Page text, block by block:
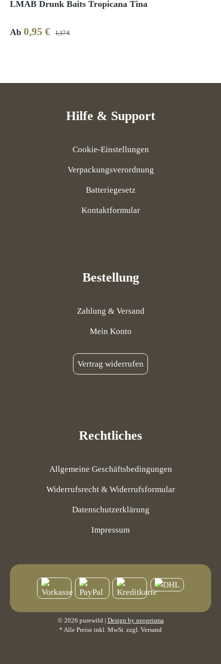
LMAB Drunk Baits Tropicana Tina
Verkaufspreis:
Ab 0,95 € Regulärer Preis:
1,17 €
Hilfe & Support
Cookie-Einstellungen
Verpackungsverordnung
Batteriegesetz
Kontaktformular
Bestellung
Zahlung & Versand
Mein Konto
Vertrag widerrufen
Rechtliches
Allgemeine Geschäftsbedingungen
Widerrufsrecht & Widerrufsformular
Datenschutzerklärung
Impressum
© 2026 purewild | Design by neoprisma
* Alle Preise inkl. MwSt. zzgl. Versand